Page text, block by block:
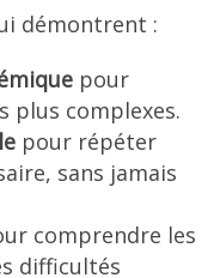
démontrent :
pour
plus complexes.
pour répéter
sans jamais
comprendre les
difficultés